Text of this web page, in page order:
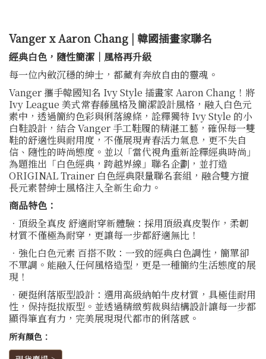
Vanger x Aaron Chang | 韓國插畫家聯名
經典白色，隨性簡潔｜風格再升級
每一位內斂沉穩的紳士，都藏有奔放自由的靈魂。
Vanger 攜手韓國知名 Ivy Style 插畫家 Aaron Chang！將
Ivy League 美式常春藤風格及簡潔設計風格，融入白色元
素中，透過簡約色彩與俐落線條，詮釋獨特 Ivy Style 的小
白鞋設計，結合 Vanger 手工鞋履的精湛工藝，確保每一雙
鞋的舒適性與耐用度，不僅展現青春活力氣息，更不失自
信、隨性的時尚態度。並以「當代視角重新詮釋經典時尚」
為題推出「白色經典，跨越界線」聯名企劃，並打造
ORIGINAL Trainer 白色經典限量聯名套組，融合雙方擅
長元素替紳士風格注入全新生命力。
商品特色：
．頂級全真皮 舒適耐穿新體驗：採用頂級真皮製作，柔韌
材質不僅極為耐穿，更讓每一步都舒適無比！
．強化白色元素 百搭不敗：一致的經典白色調性，簡單卻
不單調。能融入任何風格造型，更是一種簡約生活態度的展
現！
．硬挺俐落版型設計：選用高級納帕牛皮材質，具極佳耐用
性，保持挺拔版型。並透過精緻剪裁與結構設計讓每一步都
顯得筆直有力，完美展現現代都市的俐落感。
所有顏色：